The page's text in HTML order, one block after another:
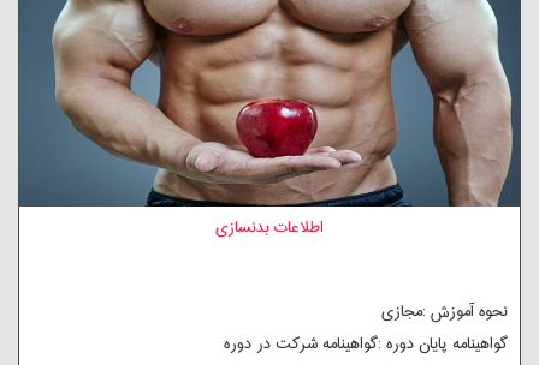
اطلاعات بدنسازی
نحوه آموزش :مجازی
گواهینامه پایان دوره :گواهینامه شرکت در دوره